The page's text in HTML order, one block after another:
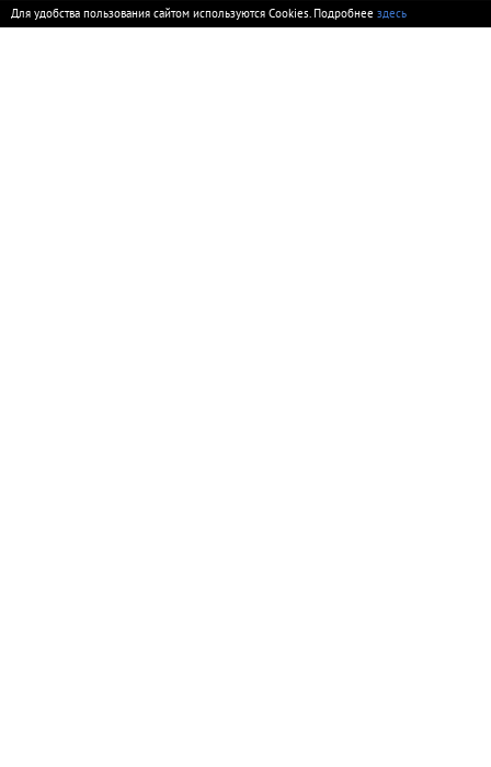
Для удобства пользования сайтом используются Cookies. Подробнее здесь